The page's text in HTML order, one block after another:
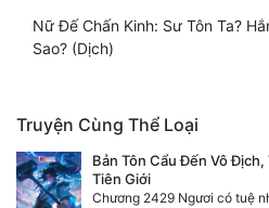
Nữ Đế Chấn Kinh: Sư Tôn Ta?
Sao? (Dịch)
Truyện Cùng Thể Loại
Bản Tôn Cẩu Đến Vô
Tiên Giới
Chương 2429 Ngươi có tuệ